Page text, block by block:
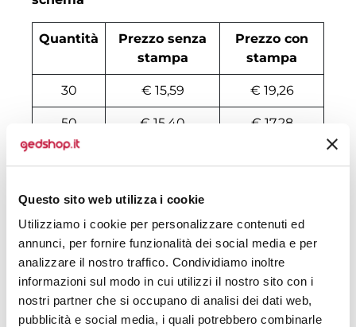
Questo sito web utilizza i cookie
Utilizziamo i cookie per personalizzare contenuti ed
annunci, per fornire funzionalità dei social media e per
analizzare il nostro traffico. Condividiamo inoltre
informazioni sul modo in cui utilizzi il nostro sito con i
nostri partner che si occupano di analisi dei dati web,
pubblicità e social media, i quali potrebbero combinarle
Quantità
Prezzo senza
stampa
Prezzo con
stampa
30 € 15,59 € 19,26
50 € 15,40 € 17,28
100
500 € 12,80 € 14,64
1000
1500 € 11,66 € 13,85
2000 € 11,54 € 13,78